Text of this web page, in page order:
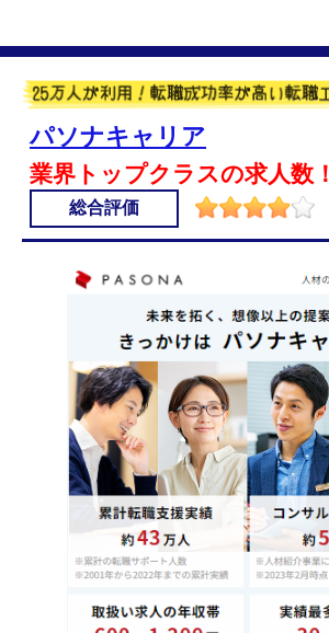
パソナキャリア
業界トップクラスの求人数！
総合評価